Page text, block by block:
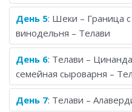
завершается тур в
упустите шанс провести
колоритных странах
сотни ярких впечатлений,
всю жизнь!
День 5: Шеки – Граница
винодельня – Телави
День 6: Телави –
семейная сыроварня –
День 7: Телави –